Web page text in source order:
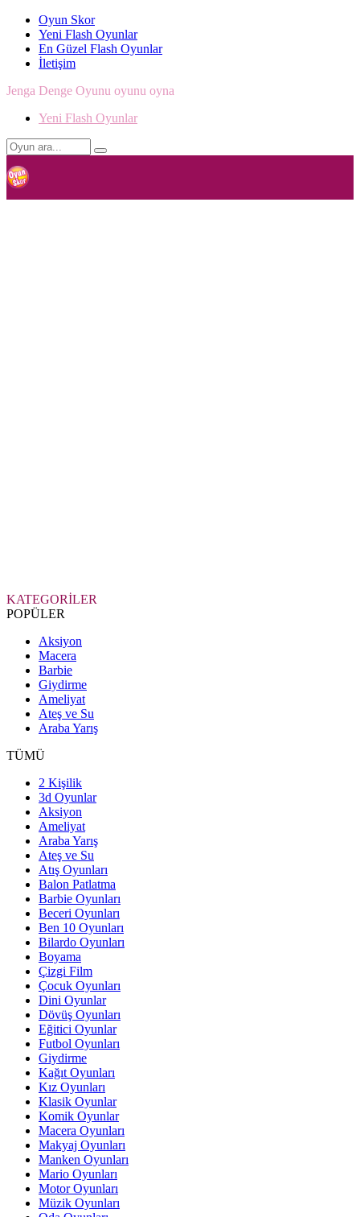
Oyun Skor
Yeni Flash Oyunlar
En Güzel Flash Oyunlar
İletişim
Jenga Denge Oyunu oyunu oyna
Yeni Flash Oyunlar
KATEGORİLER
POPÜLER
Aksiyon
Macera
Barbie
Giydirme
Ameliyat
Ateş ve Su
Araba Yarış
TÜMÜ
2 Kişilik
3d Oyunlar
Aksiyon
Ameliyat
Araba Yarış
Ateş ve Su
Atış Oyunları
Balon Patlatma
Barbie Oyunları
Beceri Oyunları
Ben 10 Oyunları
Bilardo Oyunları
Boyama
Çizgi Film
Çocuk Oyunları
Dini Oyunlar
Dövüş Oyunları
Eğitici Oyunlar
Futbol Oyunları
Giydirme
Kağıt Oyunları
Kız Oyunları
Klasik Oyunlar
Komik Oyunlar
Macera Oyunları
Makyaj Oyunları
Manken Oyunları
Mario Oyunları
Motor Oyunları
Müzik Oyunları